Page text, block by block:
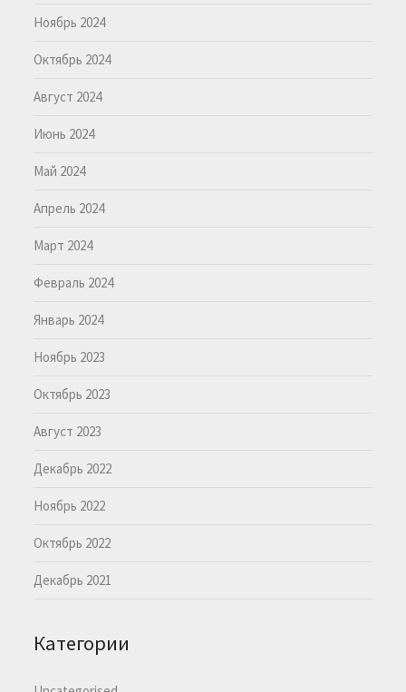
Ноябрь 2024
Октябрь 2024
Август 2024
Июнь 2024
Май 2024
Апрель 2024
Март 2024
Февраль 2024
Январь 2024
Ноябрь 2023
Октябрь 2023
Август 2023
Декабрь 2022
Ноябрь 2022
Октябрь 2022
Декабрь 2021
Категории